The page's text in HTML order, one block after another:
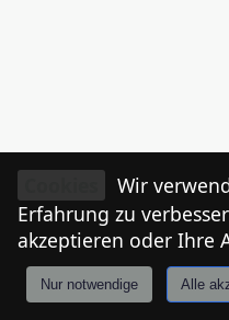
Anmelden
Wir
Erfahrung zu
akzeptieren oder Ihre
Nur notwendige Alle